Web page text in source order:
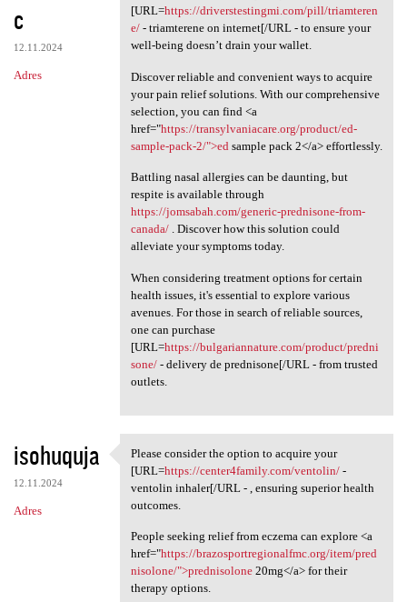
c
12.11.2024
Adres
[URL=https://driverstestingmi.com/pill/triamteren
e/- triamterene on internet[/URL - to ensure your
well-being doesn’t drain your wallet.
Discover reliable and convenient ways to acquire
your pain relief solutions. With our comprehensive
selection, you can find <a
href="https://transylvaniacare.org/product/ed-
sample-pack-2/">ed sample pack 2</a> effortlessly.
Battling nasal allergies can be daunting, but
respite is available through
https://jomsabah.com/generic-prednisone-from-
canada/. Discover how this solution could
alleviate your symptoms today.
When considering treatment options for certain
health issues, it's essential to explore various
avenues. For those in search of reliable sources,
one can purchase
[URL=https://bulgariannature.com/product/predni
sone/- delivery de prednisone[/URL - from trusted
outlets.
isohuquja
12.11.2024
Adres
Please consider the option to
Please consider the option to acquire your
[URL=https://center4family.com/ventolin/-
ventolin inhaler[/URL - , ensuring superior health
outcomes.
People seeking relief from eczema can explore <a
href="https://brazosportregionalfmc.org/item/pred
nisolone/">prednisolone20mg</a> for their
therapy options.